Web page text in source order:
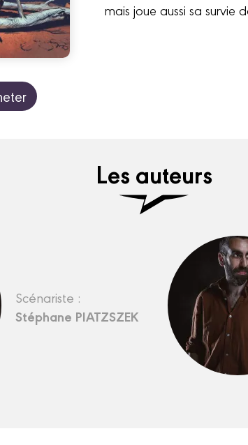
mais joue aussi sa survie
Les auteurs
Scénariste :
Stéphane PIATZSZEK